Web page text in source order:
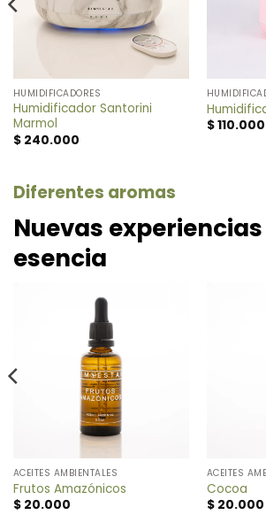
HUMIDIFICADORES
Humidificador Santorini
Marmol
$240.000
$110.000
Diferentes aromas
Nuevas
esencia
ACEITES AMBIENTALES
Frutos Amazónicos
$20.000
ACEITES
Cocoa
$20.000